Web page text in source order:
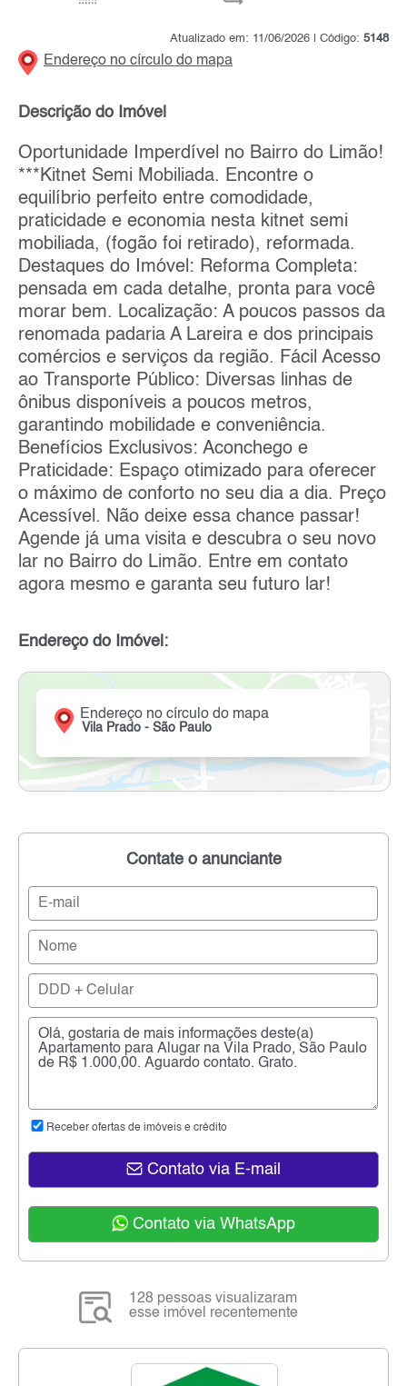
Atualizado em: 11/06/2026 | Código: 5148
Endereço no círculo do mapa
Descrição do Imóvel
Oportunidade Imperdível no Bairro do Limão!
***Kitnet Semi Mobiliada. Encontre o
equilíbrio perfeito entre comodidade,
praticidade e economia nesta kitnet semi
mobiliada, (fogão foi retirado), reformada.
Destaques do Imóvel: Reforma Completa:
pensada em cada detalhe, pronta para você
morar bem. Localização: A poucos passos da
renomada padaria A Lareira e dos principais
comércios e serviços da região. Fácil Acesso
ao Transporte Público: Diversas linhas de
ônibus disponíveis a poucos metros,
garantindo mobilidade e conveniência.
Benefícios Exclusivos: Aconchego e
Praticidade: Espaço otimizado para oferecer
o máximo de conforto no seu dia a dia. Preço
Acessível. Não deixe essa chance passar!
Agende já uma visita e descubra o seu novo
lar no Bairro do Limão. Entre em contato
agora mesmo e garanta seu futuro lar!
Endereço do Imóvel:
Endereço no círculo do mapa
Vila Prado - São Paulo
Contate o anunciante
Receber ofertas de imóveis e crédito
Contato via E-mail
Contato via WhatsApp
128 pessoas visualizaram
esse imóvel recentemente